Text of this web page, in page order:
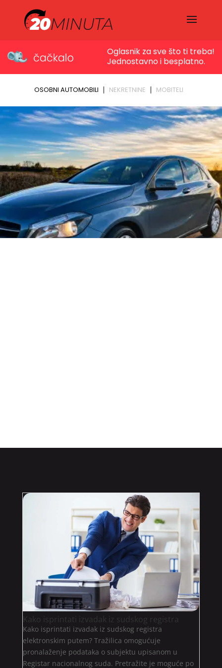
Kako isprintati izvadak iz sudskog registra
Kako isprintati izvadak iz sudskog registra
elektronskim putem? Tražilica omogućuje
pronalaženje podataka o subjektu upisanom u
Registar nacionalnog suda. Pretražite je moguće po